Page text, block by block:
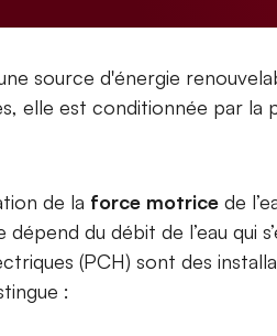
source d'énergie
elle est conditionnée par la
de la force motrice de
du débit de l’eau qui
(PCH) sont des
: